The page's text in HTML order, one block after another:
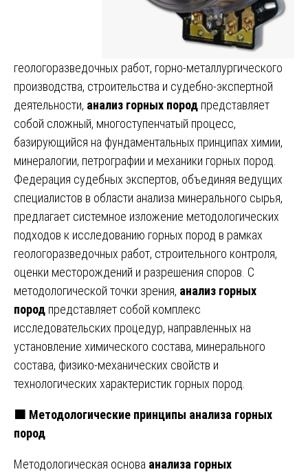
геологоразведочных работ, горно-металлургического
производства, строительства и судебно-экспертной
деятельности, анализ горных пород представляет
собой сложный, многоступенчатый процесс,
базирующийся на фундаментальных принципах химии,
минералогии, петрографии и механики горных пород.
Федерация судебных экспертов, объединяя ведущих
специалистов в области анализа минерального сырья,
предлагает системное изложение методологических
подходов к исследованию горных пород в рамках
геологоразведочных работ, строительного контроля,
оценки месторождений и разрешения споров. С
методологической точки зрения, анализ горных
пород представляет собой комплекс
исследовательских процедур, направленных на
установление химического состава, минерального
состава, физико-механических свойств и
технологических характеристик горных пород.
🟧 Методологические принципы анализа горных
пород
Методологическая основа анализа горных